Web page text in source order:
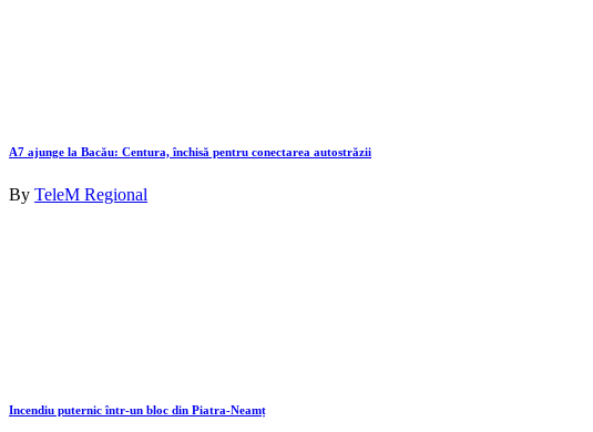
A7 ajunge la Bacău: Centura, închisă pentru conectarea autostrăzii
By TeleM Regional
Incendiu puternic într-un bloc din Piatra-Neamț